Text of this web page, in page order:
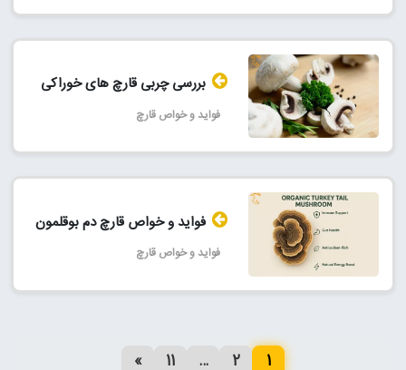
بررسی چربی قارچ‌ های خوراکی
فواید و خواص قارچ
فواید و خواص قارچ دم بوقلمون
فواید و خواص قارچ
1
2
…
11
»